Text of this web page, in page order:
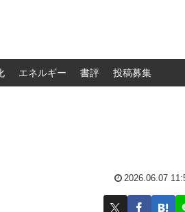
エネルギー 書評 投稿募集
2026.06.07